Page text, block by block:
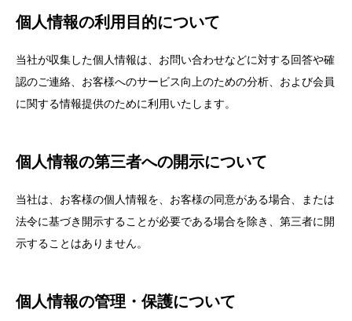
個人情報の利用目的について
当社が収集した個人情報は、お問い合わせなどに対する回答や確
認のご連絡、お客様へのサービス向上のための分析、および会員
に関する情報提供のために利用いたします。
個人情報の第三者への開示について
当社は、お客様の個人情報を、お客様の同意がある場合、または
法令に基づき開示することが必要である場合を除き、第三者に開
示することはありません。
個人情報の管理・保護について